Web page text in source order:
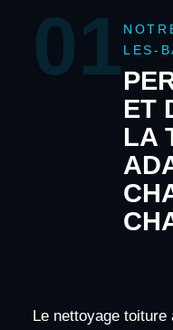
01 LES-
ET
LA
Le nettoyage